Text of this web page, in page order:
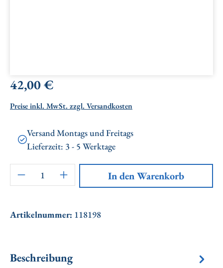
Regulärer Preis:
42,00 €
Preise inkl. MwSt. zzgl. Versandkosten
Versand Montags und Freitags
Lieferzeit: 3 - 5 Werktage
Artikel Anzahl: Gib den gewünschten
In den Warenkorb
Artikelnummer: 118198
Beschreibung